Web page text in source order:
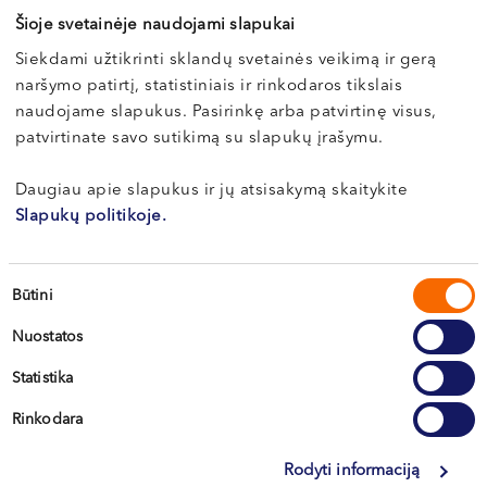
Šioje svetainėje naudojami slapukai
Siekdami užtikrinti sklandų svetainės veikimą ir gerą
naršymo patirtį, statistiniais ir rinkodaros tikslais
naudojame slapukus. Pasirinkę arba patvirtinę visus,
patvirtinate savo sutikimą su slapukų įrašymu.
Daugiau apie slapukus ir jų atsisakymą skaitykite
Slapukų politikoje.
Sutikimo
Būtini
Nuostatos
Statistika
Rinkodara
Rodyti informaciją